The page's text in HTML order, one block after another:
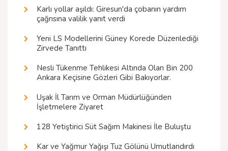
Karlı yollar aşıldı: Giresun'da çobanın yardım
çağrısına valilik yanıt verdi
Yeni LS Modellerini Güney Korede Düzenlediği
Zirvede Tanıttı
Nesli Tükenme Tehlikesi Altında Olan Bin 200
Ankara Keçisine Gözleri Gibi Bakıyorlar.
Uşak İl Tarım ve Orman Müdürlüğünden
İşletmelere Ziyaret
128 Yetiştirici Süt Sağım Makinesi İle Buluştu
Kar ve Yağmur Yağışı Tuz Gölünü Umutlandırdı